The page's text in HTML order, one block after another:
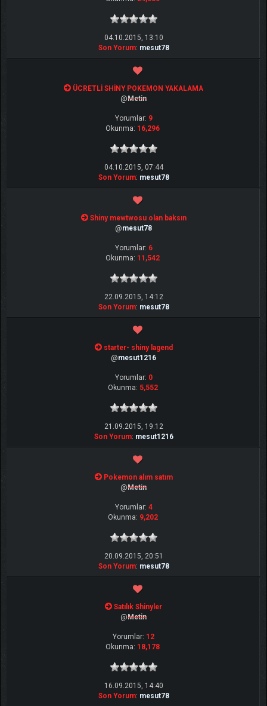
04.10.2015, 13:10
Son Yorum: mesut78
ÜCRETLİ SHİNY POKEMON YAKALAMA
@Metin
Yorumlar: 9
Okunma: 16,296
04.10.2015, 07:44
Son Yorum: mesut78
Shiny mewtwosu olan baksın
@mesut78
Yorumlar: 6
Okunma: 11,542
22.09.2015, 14:12
Son Yorum: mesut78
starter- shiny lagend
@mesut1216
Yorumlar: 0
Okunma: 5,552
21.09.2015, 19:12
Son Yorum: mesut1216
Pokemon alım satım
@Metin
Yorumlar: 4
Okunma: 9,202
20.09.2015, 20:51
Son Yorum: mesut78
Satılık Shinyler
@Metin
Yorumlar: 12
Okunma: 18,178
16.09.2015, 14:40
Son Yorum: mesut78